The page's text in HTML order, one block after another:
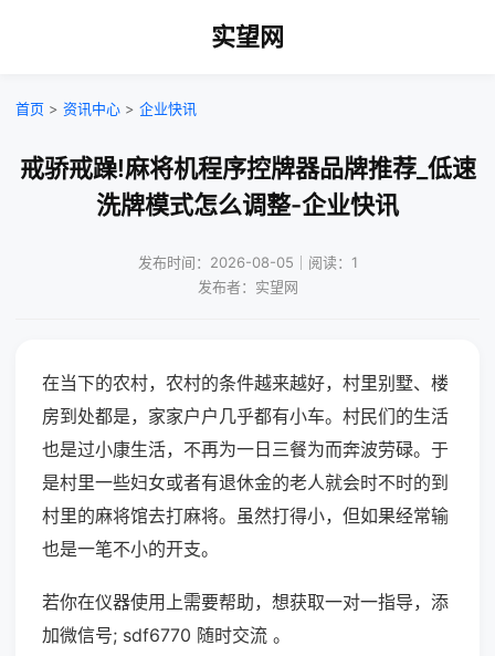
实望网
首页 > 资讯中心 > 企业快讯
戒骄戒躁!麻将机程序控牌器品牌推荐_低速
洗牌模式怎么调整-企业快讯
发布时间：2026-08-05｜阅读：1
发布者：实望网
在当下的农村，农村的条件越来越好，村里别墅、楼
房到处都是，家家户户几乎都有小车。村民们的生活
也是过小康生活，不再为一日三餐为而奔波劳碌。于
是村里一些妇女或者有退休金的老人就会时不时的到
村里的麻将馆去打麻将。虽然打得小，但如果经常输
也是一笔不小的开支。
若你在仪器使用上需要帮助，想获取一对一指导，添
加微信号; sdf6770 随时交流 。